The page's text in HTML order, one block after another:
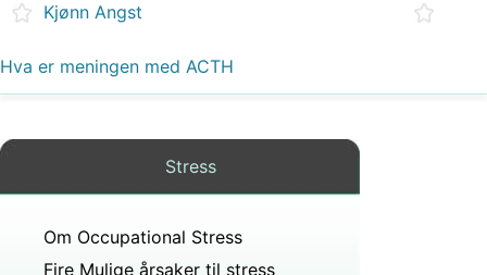
Kjønn Angst
Hva er meningen med ACTH
Stress
Om Occupational Stress
Fire Mulige årsaker til stress